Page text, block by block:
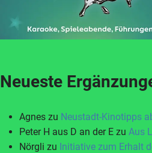
Neueste
Agnes zu Neustadt-Kinotipps
Peter H aus D an der E zu Aus
Nörgli zu Initiative zum Erhalt